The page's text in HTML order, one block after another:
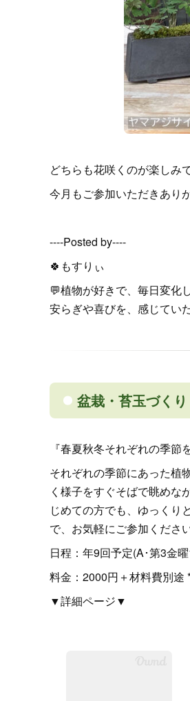
どちらも花咲くのが楽しみ
今月もご参加いただきあ
----Posted by----
🍀もすりぃ
💬植物が好きで、毎日変化
安らぎや喜びを、感じてい
盆栽・苔玉づくり
『春夏秋冬それぞれの季節
それぞれの季節にあった植
く様子をすぐそばで眺めな
じめての方でも、ゆっくり
で、お気軽にご参加くださ
日程：年9回予定(A･第3金
料金：2000円＋材料費別途
▼詳細ページ▼